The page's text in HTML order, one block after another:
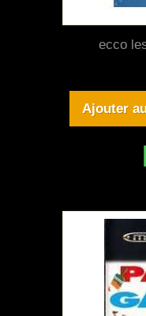
ecco
Ajouter